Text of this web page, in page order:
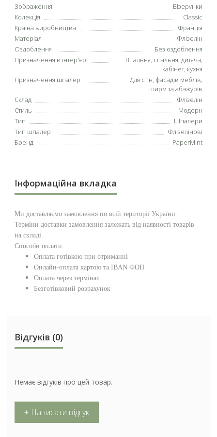
Зображення
Візерунки
Колекція
Classic
Країна виробництва
Франція
Матеріал
Флізелін
Оздоблення
Без оздоблення
Призначення в інтер'єрі
Вітальня, спальня, дитяча,
кабінет, кухня
Призначення шпалер
Для стін, фасадів меблів,
ширм та абажурів
Склад
Флізелін
Стиль
Модерн
Тип
Шпалери
Тип шпалер
Флізелінові
Бренд
PaperMint
Інформаційна вкладка
Ми доставляємо замовлення по всій території України.
Терміни доставки замовлення залежать від наявності товарів
на складі.
Способи оплати:
Оплата готівкою при отриманні
Онлайн-оплата картою та IBAN ФОП
Оплата через термінал
Безготівковий розрахунок
Відгуків (0)
Немає відгуків про цей товар.
+ Написати відгук